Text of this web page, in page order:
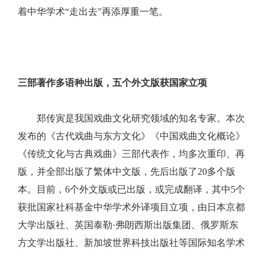
着中华学术“走出去”再添厚重一笔。
三部著作多语种出版，五个外文版获国家立项
郑传寅是我国戏曲文化研究领域的知名专家。本次
发布的《古代戏曲与东方文化》《中国戏曲文化概论》
《传统文化与古典戏曲》三部代表作，均多次重印、再
版，并全部出版了繁体中文版，先后出版了20多个版
本。目前，6个外文版或已出版，或完成翻译，其中5个
获批国家社科基金中华学术外译项目立项，由日本京都
大学出版社、英国泰勒·弗朗西斯出版集团、俄罗斯东
方文学出版社、新加坡世界科技出版社等国际知名学术